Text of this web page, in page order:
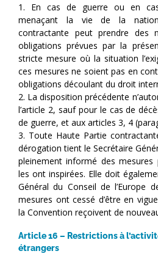
1. En cas de guerre ou en
menaçant la vie de la
contractante peut prendre des
obligations prévues par la
stricte mesure où la situation
ces mesures ne soient pas en
obligations découlant du droit
2. La disposition précédente
l’article 2, sauf pour le cas de
de guerre, et aux articles 3, 4
3. Toute Haute Partie
dérogation tient le Secrétaire
pleinement informé des
les ont inspirées. Elle doit
Général du Conseil de l’Europe
mesures ont cessé d’être en
la Convention reçoivent de
Article 16 – Restrictions à
étrangers